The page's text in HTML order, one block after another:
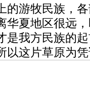
的游牧民族，
华夏地区很远
是我方民族的
以这片草原为